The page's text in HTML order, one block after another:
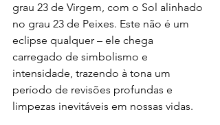
grau 23 de Virgem, com o Sol alinhado
no grau 23 de Peixes. Este não é um
eclipse qualquer – ele chega
carregado de simbolismo e
intensidade, trazendo à tona um
período de revisões profundas e
limpezas inevitáveis em nossas vidas.